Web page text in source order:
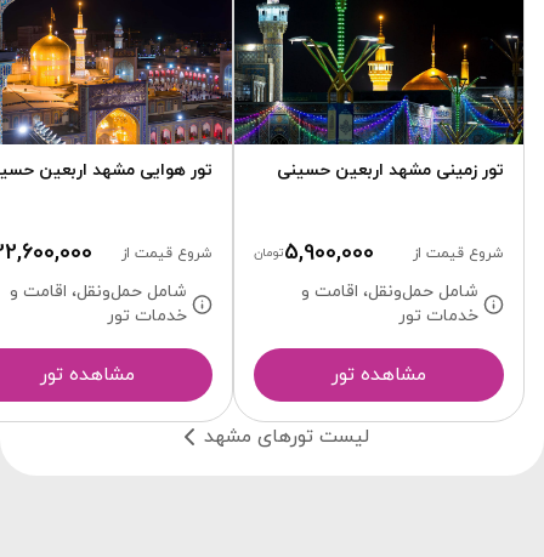
تور زمینی مشهد اربعین حسینی
شروع قیمت از 5,900,000تومان
شامل حمل‌ونقل، اقامت و
خدمات تور
مشاهده تور
تور هوایی مشهد اربعین
شروع قیمت از
شامل حمل‌ونقل، اقامت و
خدمات تور
مشاهده تور
لیست تورهای مشهد